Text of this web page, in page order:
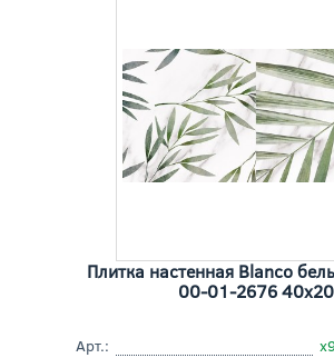
Плитка настенная Blanco
00-01-2676 40x20
Арт.: